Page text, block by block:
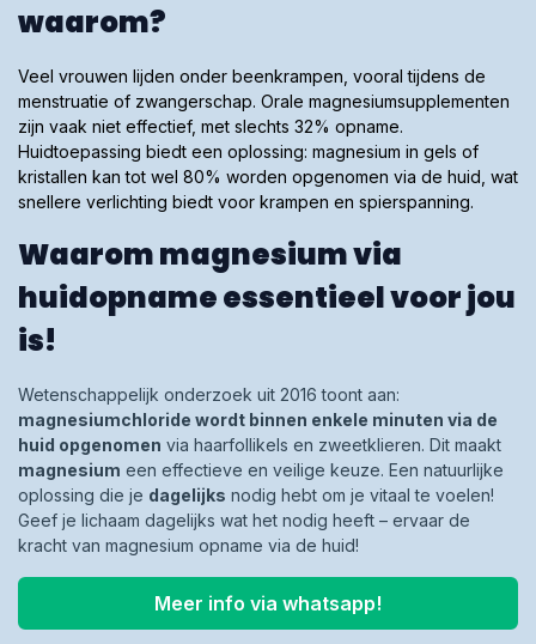
waarom?
Veel vrouwen lijden onder beenkrampen, vooral tijdens de
menstruatie of zwangerschap. Orale magnesiumsupplementen
zijn vaak niet effectief, met slechts 32% opname.
Huidtoepassing biedt een oplossing: magnesium in gels of
kristallen kan tot wel 80% worden opgenomen via de huid, wat
snellere verlichting biedt voor krampen en spierspanning.
Waarom magnesium via
huidopname essentieel voor jou
is!
Wetenschappelijk onderzoek uit 2016 toont aan:
magnesiumchloride wordt binnen enkele minuten via de
huid opgenomen via haarfollikels en zweetklieren. Dit maakt
magnesium een effectieve en veilige keuze. Een natuurlijke
oplossing die je dagelijks nodig hebt om je vitaal te voelen!
Geef je lichaam dagelijks wat het nodig heeft – ervaar de
kracht van magnesium opname via de huid!
Meer info via whatsapp!